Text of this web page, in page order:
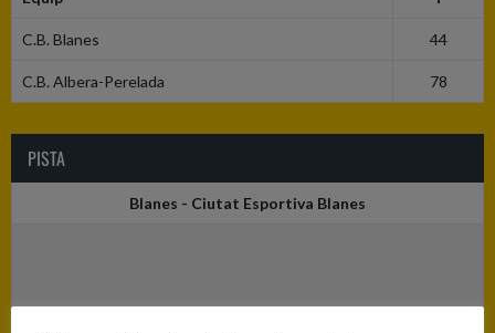
C.B. Blanes 44
C.B. Albera-Perelada 78
PISTA
Blanes - Ciutat Esportiva Blanes